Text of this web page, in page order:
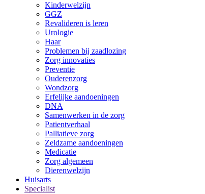
Kinderwelzijn
GGZ
Revalideren is leren
Urologie
Haar
Problemen bij zaadlozing
Zorg innovaties
Preventie
Ouderenzorg
Wondzorg
Erfelijke aandoeningen
DNA
Samenwerken in de zorg
Patientverhaal
Palliatieve zorg
Zeldzame aandoeningen
Medicatie
Zorg algemeen
Dierenwelzijn
Huisarts
Specialist